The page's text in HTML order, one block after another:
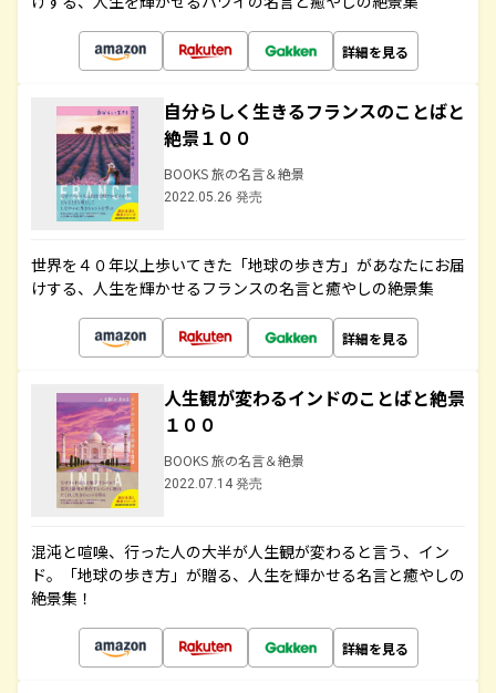
詳細を見る
自分らしく生きるフランスのことばと
絶景１００
BOOKS 旅の名言＆絶景
2022.05.26 発売
世界を４０年以上歩いてきた「地球の歩き方」があなたにお届
けする、人生を輝かせるフランスの名言と癒やしの絶景集
詳細を見る
人生観が変わるインドのことばと絶景
１００
BOOKS 旅の名言＆絶景
2022.07.14 発売
混沌と喧噪、行った人の大半が人生観が変わると言う、イン
ド。「地球の歩き方」が贈る、人生を輝かせる名言と癒やしの
絶景集！
詳細を見る